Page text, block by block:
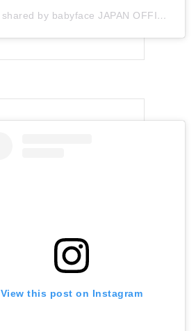
A post shared by babyface JAPAN OFFICIAL (@babyface_japan)
View this post on Instagram